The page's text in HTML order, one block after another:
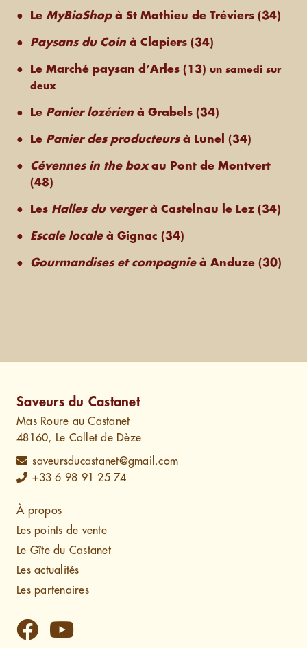
Le MyBioShopà St Mathieu de Tréviers (34)
Paysans du Coin à Clapiers (34)
Le Marché paysan d’Arles (13)un samedi sur
deux
Le Panier lozérien à Grabels (34)
Le Panier des producteursà Lunel (34)
Cévennes in the boxau Pont de Montvert
(48)
Les Halles du vergerà Castelnau le Lez (34)
Escale localeà Gignac (34)
Gourmandises et compagnieà Anduze (30)
Saveurs du Castanet
Mas Roure au Castanet
48160, Le Collet de Dèze
saveursducastanet@gmail.com
+33 6 98 91 25 74
À propos
Les points de vente
Le Gîte du Castanet
Les actualités
Les partenaires